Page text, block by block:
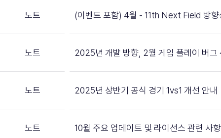
노트 (이벤트 포함) 4월 - 11th Next Field 방향
노트 2025년 개발 방향, 2월 게임 플레이 버그
노트 2025년 상반기 공식 경기 1vs1 개선 안내
노트 10월 주요 업데이트 및 라이선스 관련 사